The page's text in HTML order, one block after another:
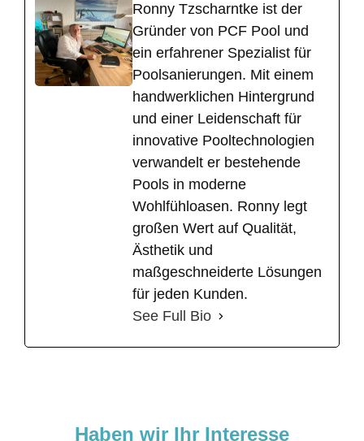
Ronny Tzscharntke ist der
Gründer von PCF Pool und
ein erfahrener Spezialist für
Poolsanierungen. Mit einem
handwerklichen Hintergrund
und einer Leidenschaft für
innovative Pooltechnologien
verwandelt er bestehende
Pools in moderne
Wohlfühloasen. Ronny legt
großen Wert auf Qualität,
Ästhetik und
maßgeschneiderte Lösungen
für jeden Kunden.
See Full Bio
Haben wir Ihr Interesse